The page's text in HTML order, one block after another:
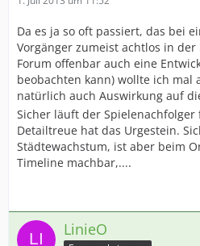
Da es ja so oft passiert, das bei
Vorgänger zumeist achtlos in
Forum offenbar auch eine
beobachten kann) wollte ich mal
natürlich auch Auswirkung auf
Sicher läuft der Spielenachfolger
Detailtreue hat das Urgestein.
Städtewachstum, ist aber beim
Timeline machbar,....
LinieO